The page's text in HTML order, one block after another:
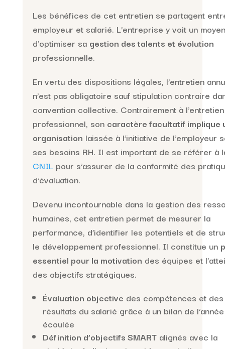
Les bénéfices de cet entretien se partagent
employeur et salarié. L’entreprise y voit un moyen
d’optimiser sa gestion des talents et évolution
professionnelle.
En vertu des dispositions légales, l’entretien
n’est pas obligatoire sauf stipulation contraire
convention collective. Contrairement à l’entretien
professionnel, son caractère facultatif implique
organisation laissée à l’initiative de l’employeur
ses besoins RH. Il est important de se référer à
CNILpour s’assurer de la conformité des
d’évaluation.
Devenu incontournable dans la gestion des
humaines, cet entretien permet de mesurer la
performance, d’identifier les potentiels et de
le développement professionnel. Il constitue un
essentiel pour la motivation des équipes et
des objectifs stratégiques.
Évaluation objective des compétences et des
résultats du salarié grâce à un bilan de l’année
écoulée
Définition d’objectifs SMARTalignés avec la